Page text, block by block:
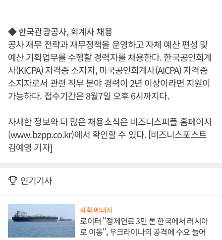
◆ 한국관광공사, 회계사 채용
공사 재무 전략과 재무정책을 운영하고 자체 예산 편성 및
예산 기획업무를 수행할 경력자를 채용한다. 한국공인회계
사(KICPA) 자격증 소지자, 미국공인회계사(AICPA) 자격증
소지자로서 관련 직무 분야 경력이 2년 이상이라면 지원이
가능하다. 접수기간은 8월7일 오후 6시까지다.
자세한 정보와 더 많은 채용소식은 비즈니스피플 홈페이지
(www.bzpp.co.kr)에서 확인할 수 있다. [비즈니스포스트
김예영 기자]
인기기사
화학·에너지
로이터 "정제연료 3만 톤 한국에서 러시아
로 이동", 우크라이나의 공격에 수요 늘어